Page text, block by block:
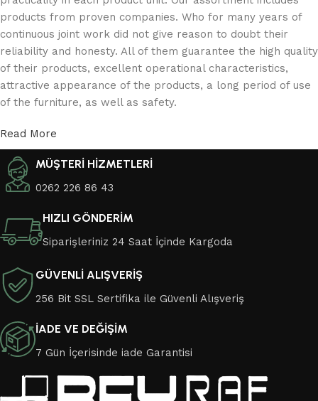
products from proven companies. Who for many years of
continuous joint work did not give reason to doubt their
reliability and honesty. All of them guarantee the high quality
of their products, excellent operational characteristics,
attractive appearance of the products, a long period of use
of the furniture, as well as safety.
Read More
MÜŞTERİ HİZMETLERİ
0262 226 86 43
HIZLI GÖNDERİM
Siparişleriniz 24 Saat İçinde Kargoda
GÜVENLİ ALIŞVERİŞ
256 Bit SSL Sertifika ile Güvenli Alışveriş
İADE VE DEĞİŞİM
7 Gün İçerisinde iade Garantisi